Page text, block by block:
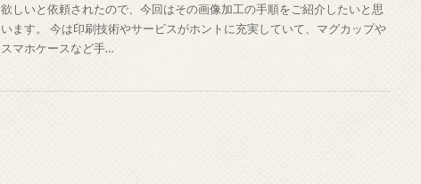
欲しいと依頼されたので、今回はその画像加工の手順をご紹介したいと思
います。 今は印刷技術やサービスがホントに充実していて、マグカップや
スマホケースなど手…